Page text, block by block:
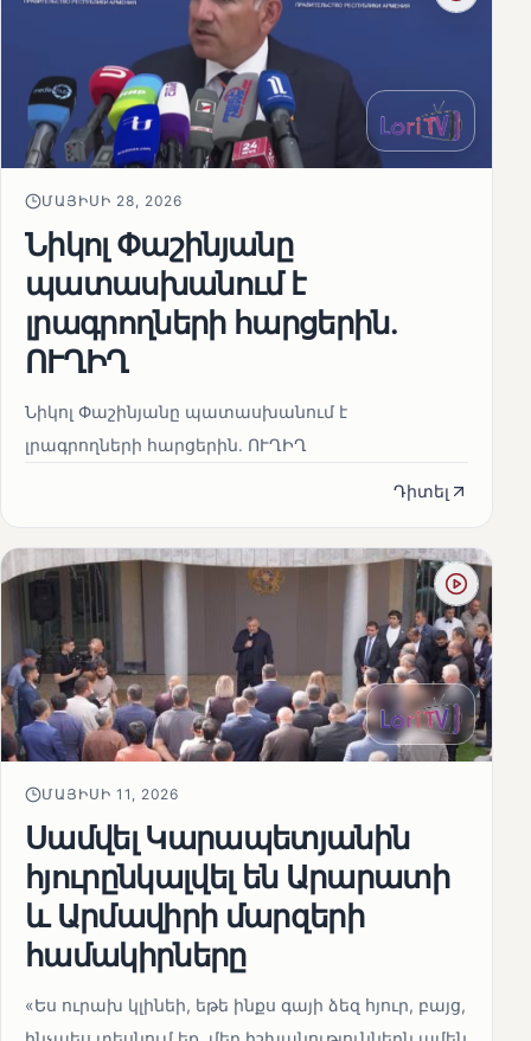
ՄԱՅԻՍԻ 28, 2026
Նիկոլ Փաշինյանը
պատասխանում է
լրագրողների հարցերին․
ՈՒՂԻՂ
Նիկոլ Փաշինյանը պատասխանում է
լրագրողների հարցերին․ ՈՒՂԻՂ
Դիտել
ՄԱՅԻՍԻ 11, 2026
Սամվել Կարապետյանին
հյուրընկալվել են Արարատի
և Արմավիրի մարզերի
համակիրները
«Ես ուրախ կլինեի, եթե ինքս գայի ձեզ հյուր, բայց,